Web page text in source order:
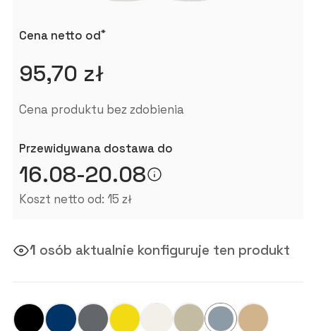
Cena netto od*
95,70 zł
Cena produktu bez zdobienia
Przewidywana dostawa do
16.08-20.08
Koszt netto od: 15 zł
1 osób aktualnie konfiguruje ten produkt